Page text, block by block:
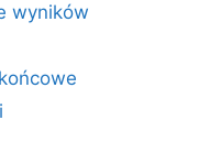
wyników